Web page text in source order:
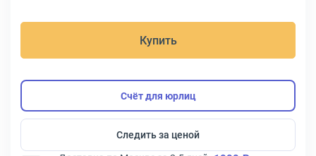
Купить
Счёт для юрлиц
Следить за ценой